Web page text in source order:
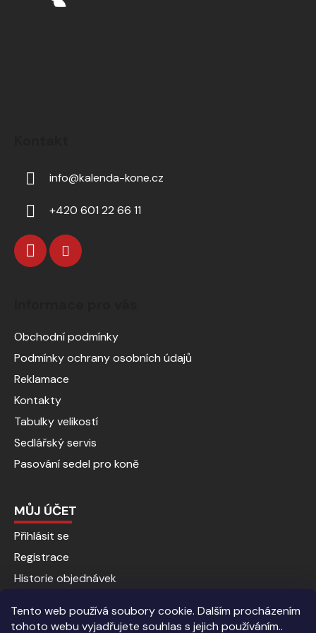
Tento web používá soubory cookie. Dalším procházením
tohoto webu vyjadřujete souhlas s jejich používáním..
info@kalenda-kone.cz
+420 601 22 66 11
Obchodní podmínky
Podmínky ochrany osobních údajů
Reklamace
Kontakty
Tabulky velikostí
Sedlářský servis
Pasování sedel pro koně
MŮJ ÚČET
Přihlásit se
Registrace
Historie objednávek